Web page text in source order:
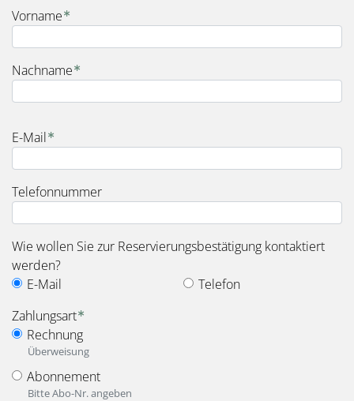
Vorname
Nachname
E-Mail
Telefonnummer
Wie wollen Sie zur Reservierungsbestätigung kontaktiert
werden?
E-Mail
Telefon
Zahlungsart
Rechnung
Überweisung
Abonnement
Bitte Abo-Nr. angeben